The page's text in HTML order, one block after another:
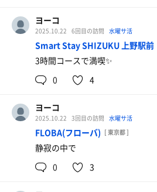
背が高く大きな方ですが、威圧
優雅で繊細で…リズムも安定し
れるアウフグースでした。
それにカコイイ✨
素敵な贅沢な時間を我らが女子
た！
ウォーター、整理番号ゴムバンド
希望者にはサウナパンツも。
開始15分前に水風呂、美肌の湯
アは封鎖。
ファンタジーサウナの窓も浴室
くれてます。
背後の天井はカーブしていてバ
やすくなってる。
テレビあり。
15分毎のミュージックオートロ
でも短いからあっという間。
照明も紫？に変わります。
サウナのポテンシャルは高いの
ウェルビーイングを掲げている
を書いて掲示してあります。
この温度でお楽しみ下さい…と。
まあ潔いんやけど。
でもやっぱり物足りん。
ヨーコ
2025.10.22 6回目の訪問 水曜サ活
Smart Stay SHIZUKU 上野駅前
3時間コースで満喫✨
0
4
ヨーコ
2025.10.22 3回目の訪問 水曜サ活
FLOBA(フローバ) [ 東京都 ]
静寂の中で
0
3